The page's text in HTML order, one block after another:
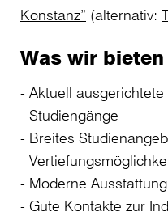
Konstanz” (alternativ:
Was wir bieten
Aktuell
Studiengänge
Breites
Moderne Ausstattung
Gute Kontakte zur